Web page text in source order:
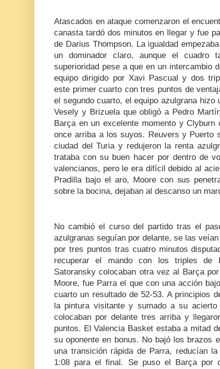
Atascados en ataque comenzaron el
canasta tardó dos minutos en llegar y fue
de Darius Thompson. La igualdad
un dominador claro, aunque el cuadro
superioridad pese a que en un intercambio
equipo dirigido por Xavi Pascual y dos
este primer cuarto con tres puntos de
el segundo cuarto, el equipo azulgrana
Vesely y Brizuela que obligó a Pedro
Barça en un excelente momento y
once arriba a los suyos. Reuvers y Puerto
ciudad del Turia y redujeron la renta
trataba con su buen hacer por dentro de
valencianos, pero le era difícil debido al
Pradilla bajo el aro, Moore con sus
sobre la bocina, dejaban al descanso un
No cambió el curso del partido tras el
azulgranas seguían por delante, se las
por tres puntos tras cuatro minutos
recuperar el mando con los triples
Satoransky colocaban otra vez al Barça
Moore, fue Parra el que con una acción
cuarto un resultado de 52-53. A principios
la pintura visitante y sumado a su
colocaban por delante tres arriba y
puntos. El Valencia Basket estaba a mitad
su oponente en bonus. No bajó los brazos
una transición rápida de Parra, reducían
1:08 para el final. Se puso el Barça por